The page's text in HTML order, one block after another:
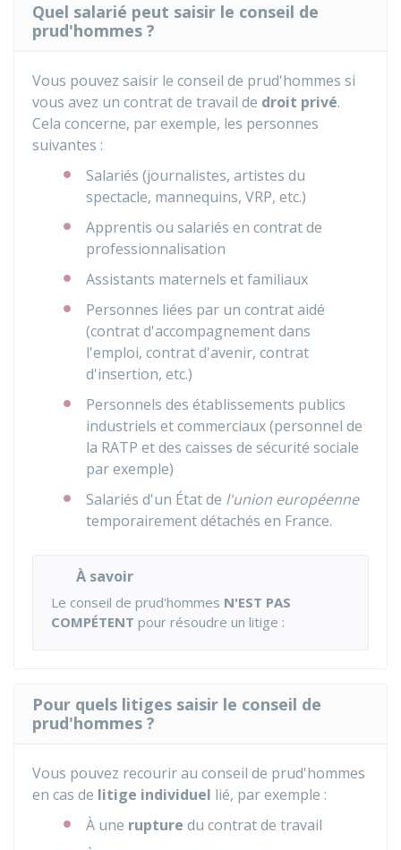
Quel salarié peut saisir le conseil de
prud'hommes ?
Vous pouvez saisir le conseil de prud'hommes si
vous avez un contrat de travail de droit privé.
Cela concerne, par exemple, les personnes
suivantes :
Salariés (journalistes, artistes du
spectacle, mannequins, VRP, etc.)
Apprentis ou salariés en contrat de
professionnalisation
Assistants maternels et familiaux
Personnes liées par un contrat aidé
(contrat d'accompagnement dans
l'emploi, contrat d'avenir, contrat
d'insertion, etc.)
Personnels des établissements publics
industriels et commerciaux (personnel de
la RATP et des caisses de sécurité sociale
par exemple)
Salariés d'un État de l'union européenne
temporairement détachés en France.
À savoir
Le conseil de prud'hommes N'EST PAS
COMPÉTENT pour résoudre un litige :
Pour quels litiges saisir le conseil de
prud'hommes ?
Vous pouvez recourir au conseil de prud'hommes
en cas de litige individuel lié, par exemple :
À une rupture du contrat de travail